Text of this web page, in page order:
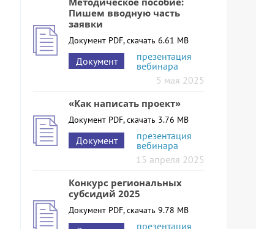
Пишем вводную часть
заявки
Документ PDF, скачать 6.61 MB
Документ
презентация
вебинара
5 мая 2025
«Как написать проект»
Документ PDF, скачать 3.76 MB
Документ
презентация
вебинара
15 апреля 2025
Конкурс региональных
субсидий 2025
Документ PDF, скачать 9.78 MB
презентация